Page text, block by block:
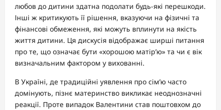
любов до дитини здатна подолати будь-які перешкоди.
Інші ж критикують її рішення, вказуючи на фізичні та
фінансові обмеження, які можуть вплинути на якість
життя дитини. Ця дискусія відображає ширші питання
про те, що означає бути «хорошою матір’ю» та чи є вік
визначальним фактором у вихованні.
В Україні, де традиційні уявлення про сім’ю часто
домінують, пізнє материнство викликає неоднозначні
реакції. Проте випадок Валентини став поштовхом до